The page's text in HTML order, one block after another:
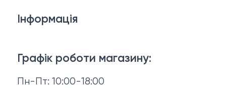
Графік роботи магазину:
Пн-Пт: 10:00-18:00
Взуття
Головні убори
Інформація